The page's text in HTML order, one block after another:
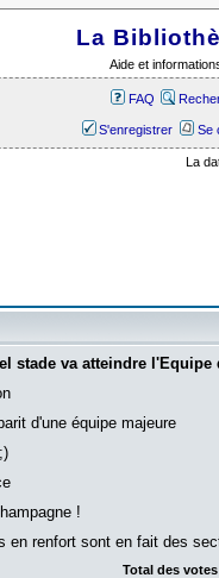
La
Aide et
FAQ
S'enregistrer Se
La
stade va atteindre l'Equipe
d'une équipe majeure
!
renfort sont en fait des
Total des votes